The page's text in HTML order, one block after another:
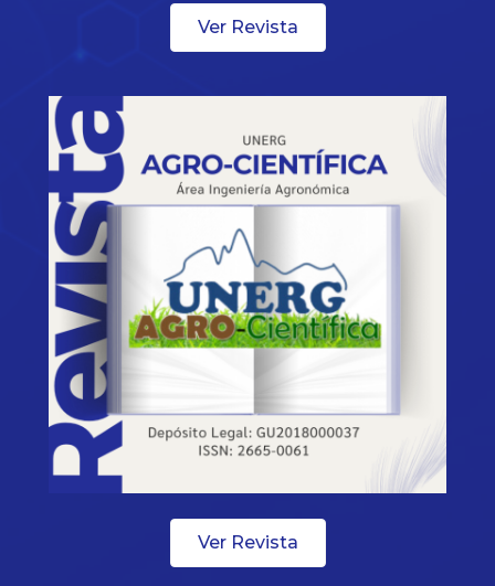
Ver Revista
Ver Revista